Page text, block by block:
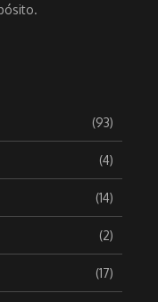
(93)
(4)
(14)
(2)
(17)